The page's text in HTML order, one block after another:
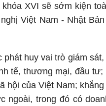
XVI sẽ sớm kiện
Việt Nam - Nhật
huy vai trò giám
tế, thương mại, đầu tư;
hội của Việt Nam; khẳng
ngoài, trong đó có